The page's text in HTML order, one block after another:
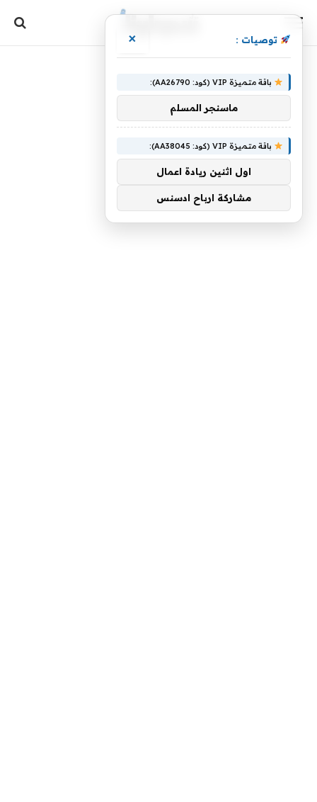
توصيات : ×
باقة متميزة VIP (كود: AA26790):
ماسنجر المسلم
باقة متميزة VIP (كود: AA38045):
اول اثنين ريادة اعمال
مشاركة ارباح ادسنس